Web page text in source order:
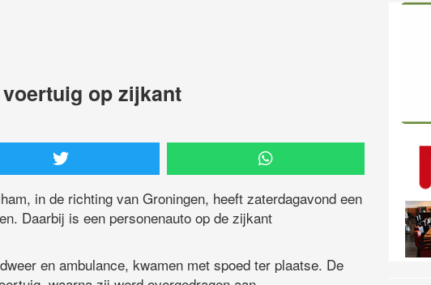
op zijkant
in de richting van Groningen, heeft zaterdagavond een
Daarbij is een personenauto op de zijkant
en ambulance, kwamen met spoed ter plaatse. De